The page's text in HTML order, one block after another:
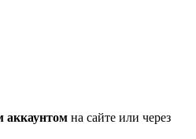
аккаунтомна сайте или через